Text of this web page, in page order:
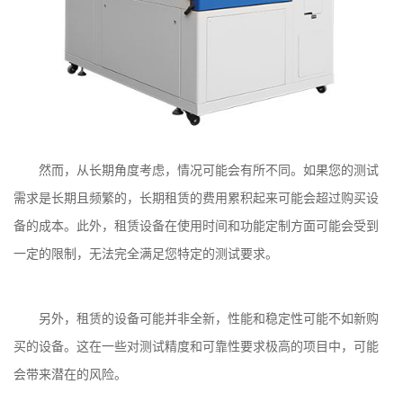
然而，从长期角度考虑，情况可能会有所不同。如果您的测试
需求是长期且频繁的，长期租赁的费用累积起来可能会超过购买设
备的成本。此外，租赁设备在使用时间和功能定制方面可能会受到
一定的限制，无法完全满足您特定的测试要求。
另外，租赁的设备可能并非全新，性能和稳定性可能不如新购
买的设备。这在一些对测试精度和可靠性要求极高的项目中，可能
会带来潜在的风险。